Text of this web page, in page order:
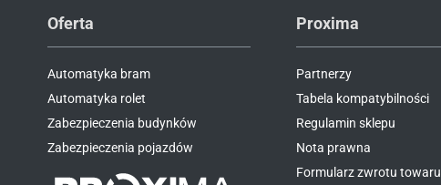
Oferta
Automatyka bram
Automatyka rolet
Zabezpieczenia budynków
Zabezpieczenia pojazdów
Proxima
Partnerzy
Tabela kompatybilności
Regulamin sklepu
Nota prawna
Formularz zwrotu towaru